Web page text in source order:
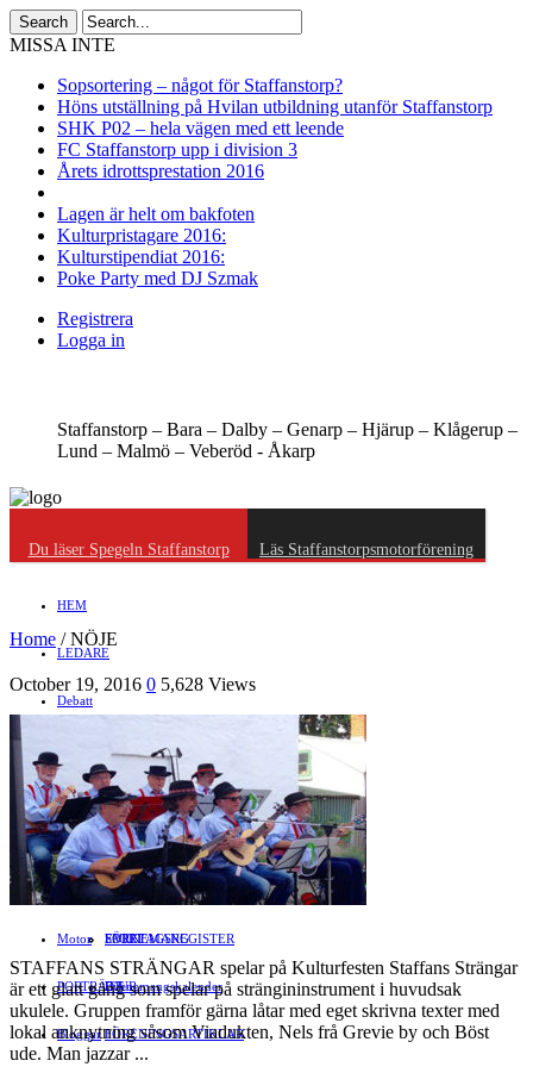
MISSA INTE
Sopsortering – något för Staffanstorp?
Höns utställning på Hvilan utbildning utanför Staffanstorp
SHK P02 – hela vägen med ett leende
FC Staffanstorp upp i division 3
Årets idrottsprestation 2016
Lagen är helt om bakfoten
Kulturpristagare 2016:
Kulturstipendiat 2016:
Poke Party med DJ Szmak
Registrera
Logga in
Staffanstorp – Bara – Dalby – Genarp – Hjärup – Klågerup –
Lund – Malmö – Veberöd - Åkarp
Du läser Spegeln Staffanstorp Läs Staffanstorpsmotorförening
HEM
LEDARE
Debatt
RIKSDEBATT
LOKALDEBATT
STAFFANSTORPS FULLMÄKTIGE
VAL 2014
KULTUR
Mat
RESOR
EVENEMANG
Evenemangskalender
Näringsliv
JOBB
HANDEL
FÖRETAGSREGISTER
Föreningsliv
FÖRENINGAR
SPORT
DJUR
FÖRENINGSARTIKLAR
Motor
PORTRÄTT
Bloggar
Home /NÖJE
October 19, 2016 0 5,628 Views
STAFFANS STRÄNGAR spelar på Kulturfesten Staffans Strängar
är ett glatt gäng som spelar på strängininstrument i huvudsak
ukulele. Gruppen framför gärna låtar med eget skrivna texter med
lokal anknytning såsom Viadukten, Nels frå Grevie by och Böst
ude. Man jazzar ...